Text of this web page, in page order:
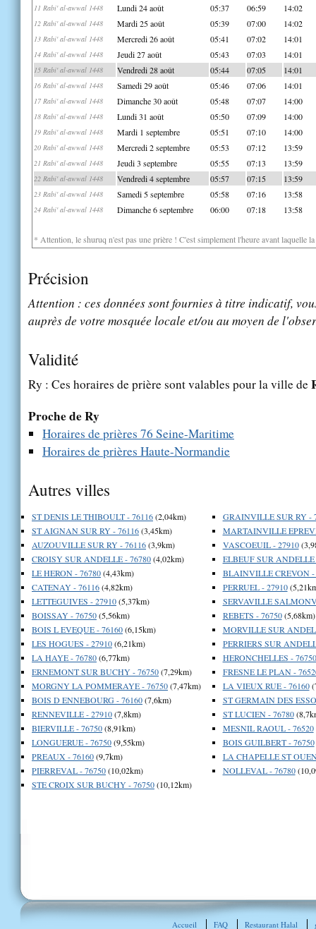
11 Rabi' al-awwal 1448 Lundi 24 août 05:37 06:59 14:02
12 Rabi' al-awwal 1448 Mardi 25 août 05:39 07:00 14:02
13 Rabi' al-awwal 1448 Mercredi 26 août 05:41 07:02 14:01
14 Rabi' al-awwal 1448 Jeudi 27 août 05:43 07:03 14:01
15 Rabi' al-awwal 1448 Vendredi 28 août 05:44 07:05 14:01
16 Rabi' al-awwal 1448 Samedi 29 août 05:46 07:06 14:01
17 Rabi' al-awwal 1448 Dimanche 30 août 05:48 07:07 14:00
18 Rabi' al-awwal 1448 Lundi 31 août 05:50 07:09 14:00
19 Rabi' al-awwal 1448 Mardi 1 septembre 05:51 07:10 14:00
20 Rabi' al-awwal 1448 Mercredi 2 septembre 05:53 07:12 13:59
21 Rabi' al-awwal 1448 Jeudi 3 septembre 05:55 07:13 13:59
22 Rabi' al-awwal 1448 Vendredi 4 septembre 05:57 07:15 13:59
23 Rabi' al-awwal 1448 Samedi 5 septembre 05:58 07:16 13:58
24 Rabi' al-awwal 1448 Dimanche 6 septembre 06:00 07:18 13:58
* Attention, le shuruq n'est pas une prière ! C'est simplement l'heure avant laquelle
Précision
Attention : ces données sont fournies à titre indicatif,
auprès de votre mosquée locale et/ou au moyen de
Validité
Ry : Ces horaires de prière sont valables pour la ville de
Proche de Ry
Horaires de prières 76 Seine-Maritime
Horaires de prières Haute-Normandie
Autres villes
ST DENIS LE THIBOULT - 76116(2,04km)
ST AIGNAN SUR RY - 76116(3,45km)
AUZOUVILLE SUR RY - 76116(3,9km)
CROISY SUR ANDELLE - 76780(4,02km)
LE HERON - 76780(4,43km)
CATENAY - 76116(4,82km)
LETTEGUIVES - 27910(5,37km)
BOISSAY - 76750(5,56km)
BOIS L EVEQUE - 76160(6,15km)
LES HOGUES - 27910(6,21km)
LA HAYE - 76780(6,77km)
ERNEMONT SUR BUCHY - 76750(7,29km)
MORGNY LA POMMERAYE - 76750(7,47km)
BOIS D ENNEBOURG - 76160(7,6km)
RENNEVILLE - 27910(7,8km)
BIERVILLE - 76750(8,91km)
LONGUERUE - 76750(9,55km)
PREAUX - 76160(9,7km)
PIERREVAL - 76750(10,02km)
STE CROIX SUR BUCHY - 76750(10,12km)
GRAINVILLE SUR RY -
MARTAINVILLE
VASCOEUIL - 27910
ELBEUF SUR ANDELLE
BLAINVILLE CREVON -
PERRUEL - 27910
SERVAVILLE
REBETS - 76750(5,68km)
MORVILLE SUR
PERRIERS SUR
HERONCHELLES - 76750
FRESNE LE PLAN -
LA VIEUX RUE - 76160
ST GERMAIN DES
ST LUCIEN - 76780
MESNIL RAOUL - 76520
BOIS GUILBERT - 76750
LA CHAPELLE ST
NOLLEVAL - 76780
Accueil FAQ Restaurant Halal